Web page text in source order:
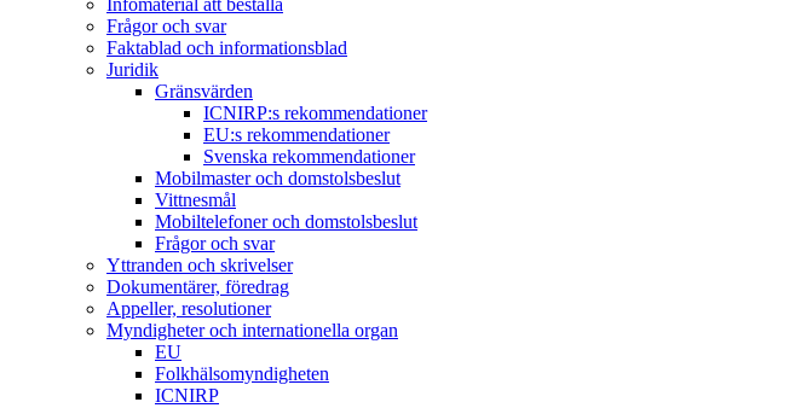
Infomaterial att beställa
Frågor och svar
Faktablad och informationsblad
Juridik
Gränsvärden
ICNIRP:s rekommendationer
EU:s rekommendationer
Svenska rekommendationer
Mobilmaster och domstolsbeslut
Vittnesmål
Mobiltelefoner och domstolsbeslut
Frågor och svar
Yttranden och skrivelser
Dokumentärer, föredrag
Appeller, resolutioner
Myndigheter och internationella organ
EU
Folkhälsomyndigheten
ICNIRP